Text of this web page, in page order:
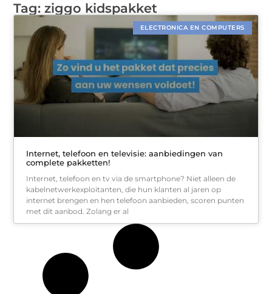
Tag: ziggo kidspakket
ELECTRONICA EN COMPUTERS
Internet, telefoon en televisie: aanbiedingen van
complete pakketten!
Internet, telefoon en tv via de smartphone? Niet alleen de
kabelnetwerkexploitanten, die hun klanten al jaren op
internet brengen en hen telefoon aanbieden, scoren punten
met dit aanbod. Zolang er al